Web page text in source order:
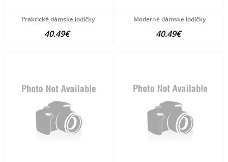
Praktické dámske lodičky
40.49€
Moderné dámske lodičky
40.49€